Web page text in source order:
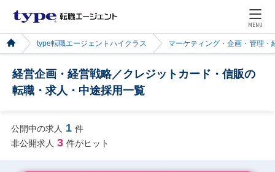
MENU
type転職エージェントハイクラス マーケティング・企画・管理・
経営企画・経営戦略／クレジットカード・信販の
転職・求人・中途採用一覧
公開中の求人 1 件
非公開求人 3 件がヒット